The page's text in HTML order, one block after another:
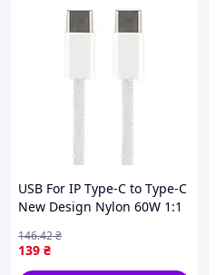
USB For IP Type-C to Type-C
New Design Nylon 60W 1:1
139 ₴
146.42₴